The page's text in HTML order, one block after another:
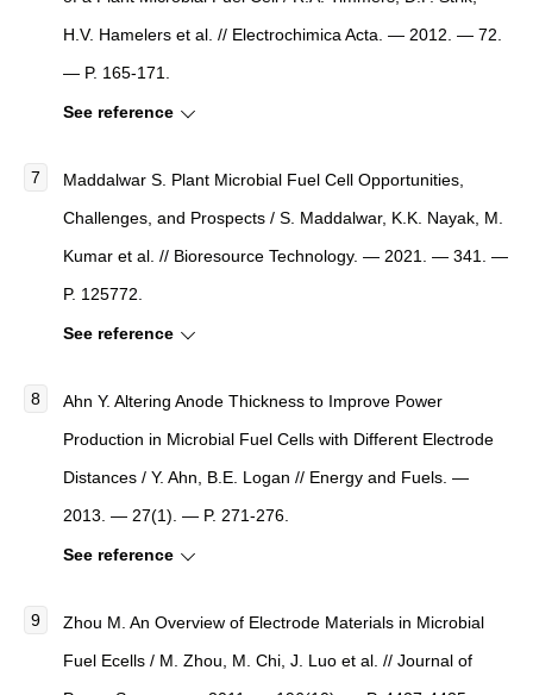
H.V. Hamelers et al. // Electrochimica Acta . — 2012. — 72.
— P. 165-171.
See reference
Maddalwar S. Plant Microbial Fuel Cell Opportunities,
Challenges, and Prospects / S. Maddalwar, K.K. Nayak, M.
Kumar et al. // Bioresource Technology. — 2021. — 341. —
P. 125772.
See reference
Ahn Y. Altering Anode Thickness to Improve Power
Production in Microbial Fuel Cells with Different Electrode
Distances / Y. Ahn, B.E. Logan // Energy and Fuels . —
2013. — 27(1). — P. 271-276.
See reference
Zhou M. An Overview of Electrode Materials in Microbial
Fuel Ecells / M. Zhou, M. Chi, J. Luo et al. // Journal of